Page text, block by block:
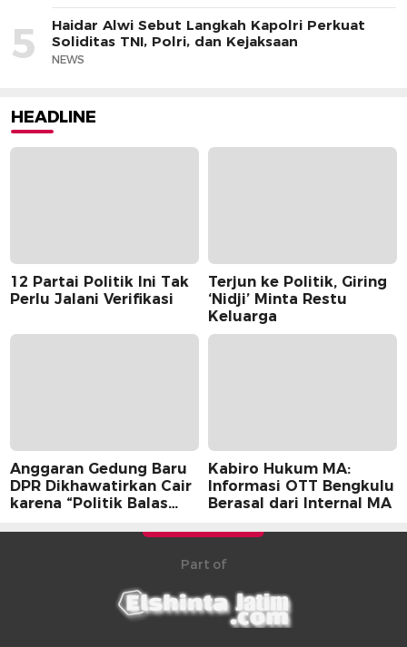
5
Haidar Alwi Sebut Langkah Kapolri Perkuat
Soliditas TNI, Polri, dan Kejaksaan
NEWS
HEADLINE
12 Partai Politik Ini Tak
Perlu Jalani Verifikasi
Terjun ke Politik, Giring
‘Nidji’ Minta Restu
Keluarga
Anggaran Gedung Baru
DPR Dikhawatirkan Cair
karena “Politik Balas
Kabiro Hukum MA:
Informasi OTT Bengkulu
Berasal dari Internal MA
Part of